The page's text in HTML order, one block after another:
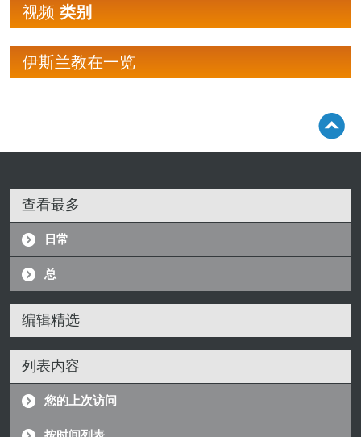
视频 类别
伊斯兰教在一览
查看最多
日常
总
编辑精选
列表内容
您的上次访问